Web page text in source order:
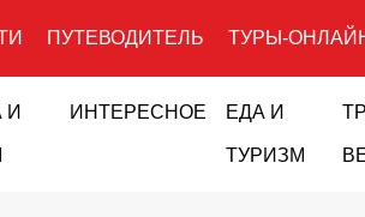
ПУТЕВОДИТЕЛЬ ТУРЫ-
И ИНТЕРЕСНОЕ ЕДА И
ТУРИЗМ